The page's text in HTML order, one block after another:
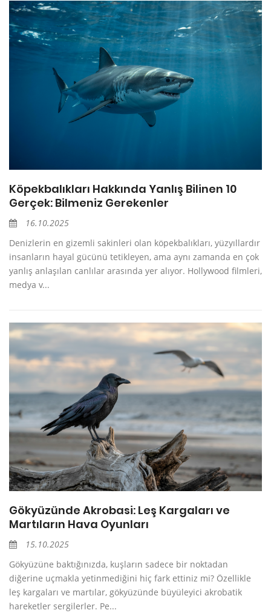
Köpekbalıkları Hakkında Yanlış Bilinen 10
Gerçek: Bilmeniz Gerekenler
16.10.2025
Denizlerin en gizemli sakinleri olan köpekbalıkları, yüzyıllardır
insanların hayal gücünü tetikleyen, ama aynı zamanda en çok
yanlış anlaşılan canlılar arasında yer alıyor. Hollywood filmleri,
medya v...
Gökyüzünde Akrobasi: Leş Kargaları ve
Martıların Hava Oyunları
15.10.2025
Gökyüzüne baktığınızda, kuşların sadece bir noktadan
diğerine uçmakla yetinmediğini hiç fark ettiniz mi? Özellikle
leş kargaları ve martılar, gökyüzünde büyüleyici akrobatik
hareketler sergilerler. Pe...